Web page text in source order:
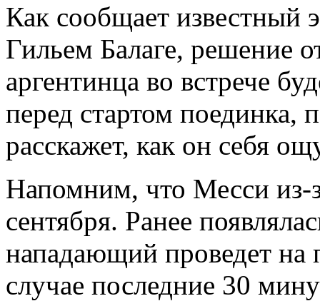
Как сообщает известный
Гильем Балаге, решение
аргентинца во встрече
перед стартом поединка,
расскажет, как он себя
Напомним, что Месси из-
сентября. Ранее
нападающий проведет на
случае последние 30